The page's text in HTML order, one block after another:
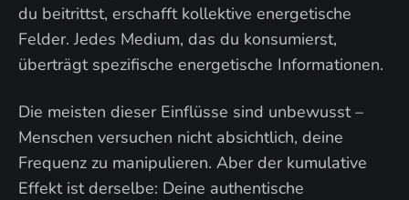
du beitrittst, erschafft kollektive energetische
Felder. Jedes Medium, das du konsumierst,
überträgt spezifische energetische Informationen.
Die meisten dieser Einflüsse sind unbewusst –
Menschen versuchen nicht absichtlich, deine
Frequenz zu manipulieren. Aber der kumulative
Effekt ist derselbe: Deine authentische